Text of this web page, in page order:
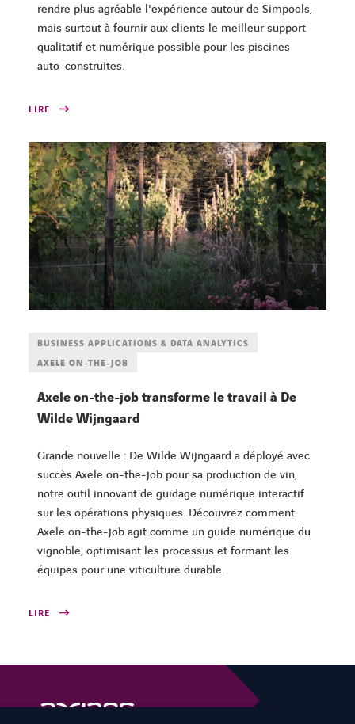
rendre plus agréable l'expérience autour de Simpools,
mais surtout à fournir aux clients le meilleur support
qualitatif et numérique possible pour les piscines
auto-construites.
LIRE
BUSINESS APPLICATIONS & DATA ANALYTICS
AXELE ON-THE-JOB
Axele on-the-job transforme le travail à De
Wilde Wijngaard
Grande nouvelle : De Wilde Wijngaard a déployé avec
succès Axele on-the-job pour sa production de vin,
notre outil innovant de guidage numérique interactif
sur les opérations physiques. Découvrez comment
Axele on-the-job agit comme un guide numérique du
vignoble, optimisant les processus et formant les
équipes pour une viticulture durable.
LIRE